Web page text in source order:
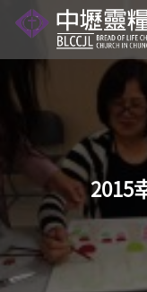
Skip
content
2015